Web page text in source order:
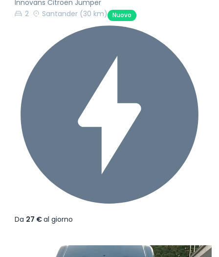
Innovans Citroen Jumper
2
Santander (30 km) Nuovo
Da 27 €al giorno